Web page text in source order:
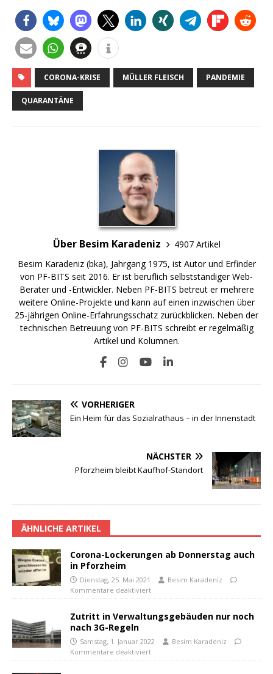
CORONA-KRISE MÜLLER FLEISCH PANDEMIE
QUARANTÄNE
Über Besim Karadeniz
4907 Artikel
Besim Karadeniz (bka), Jahrgang 1975, ist Autor und Erfinder
von PF-BITS seit 2016. Er ist beruflich selbstständiger Web-
Berater und -Entwickler. Neben PF-BITS betreut er mehrere
weitere Online-Projekte und kann auf einen inzwischen über
25-jährigen Online-Erfahrungsschatz zurückblicken. Neben der
technischen Betreuung von PF-BITS schreibt er regelmäßig
Artikel und Kolumnen.
VORHERIGER
Ein Heim für das Sozialrathaus – in der Innenstadt
NÄCHSTER
Pforzheim bleibt Kaufhof-Standort
ÄHNLICHE ARTIKEL
Corona-Lockerungen ab Donnerstag auch
in Pforzheim
Dienstag, 25. Mai 2021
Besim Karadeniz
Kommentare deaktiviert
Zutritt in Verwaltungsgebäuden nur noch
nach 3G-Regeln
Samstag, 1. Januar 2022
Besim Karadeniz
Kommentare deaktiviert